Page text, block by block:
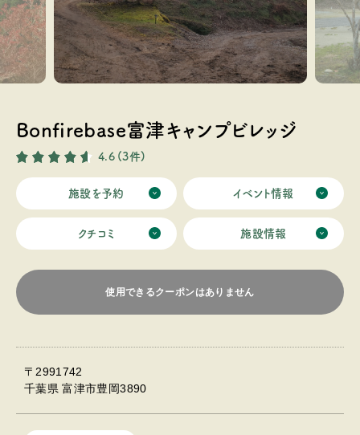
Bonfirebase富津キャンプビレッジ
4.6 (3件)
施設を予約 イベント情報
クチコミ 施設情報
使用できるクーポンはありません
〒2991742
千葉県 富津市豊岡3890